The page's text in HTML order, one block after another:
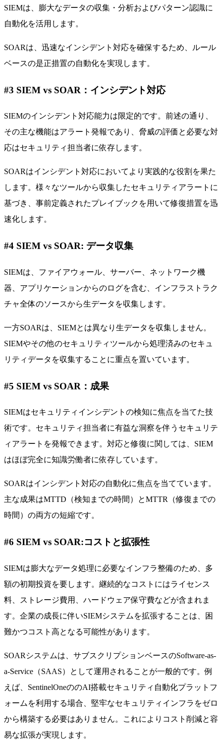
SIEMは、膨大なデータの収集・分析およびパターン認識に
自動化を活用します。
SOARは、迅速なインシデント対応を確保するため、ルール
ベースの是正措置の自動化を実現します。
#3 SIEM vs SOAR：インシデント対応
SIEMのインシデント対応能力は限定的です。前述の通り、
その主な機能はアラート発報であり、脅威の評価と必要な対
応はセキュリティ担当者に依存します。
SOARはインシデント対応においてより実践的な役割を果た
します。様々なツールから収集したセキュリティアラートに
基づき、事前定義されたプレイブックを用いて修復措置を迅
速化します。
#4 SIEM vs SOAR: データ収集
SIEMは、ファイアウォール、サーバー、ネットワーク機
器、アプリケーションからのログを含む、インフラストラク
チャ全体のソースから生データを収集します。
一方SOARは、SIEMとは異なり生データを収集しません。
SIEMやその他のセキュリティツールから処理済みのセキュ
リティデータを収集することに重点を置いています。
#5 SIEM vs SOAR：成果
SIEMはセキュリティインシデントの検知に焦点を当てた技
術です。セキュリティ担当者に有益な洞察を伴うセキュリテ
ィアラートを発報できます。対応と修復に関しては、SIEM
はほぼ完全に知識労働者に依存しています。
SOARはインシデント対応の自動化に焦点を当てています。
主な成果はMTTD（検知までの時間）とMTTR（修復までの
時間）の両方の短縮です。
#6 SIEM vs SOAR:コストと拡張性
SIEMは膨大なデータ処理に必要なインフラ整備のため、多
額の初期投資を要します。継続的なコストにはライセンス
料、ストレージ費用、ハードウェア保守費などが含まれま
す。企業の成長に伴いSIEMシステムを拡張することは、困
難かつコスト高となる可能性があります。
SOARシステムは、サブスクリプションベースのSoftware-as-
a-Service（SAAS）として運用されることが一般的です。例
えば、SentinelOneののAI搭載セキュリティ自動化プラットフ
ォームを利用する場合、堅牢なセキュリティインフラをゼロ
から構築する必要はありません。これによりコスト削減と容
易な拡張が実現します。